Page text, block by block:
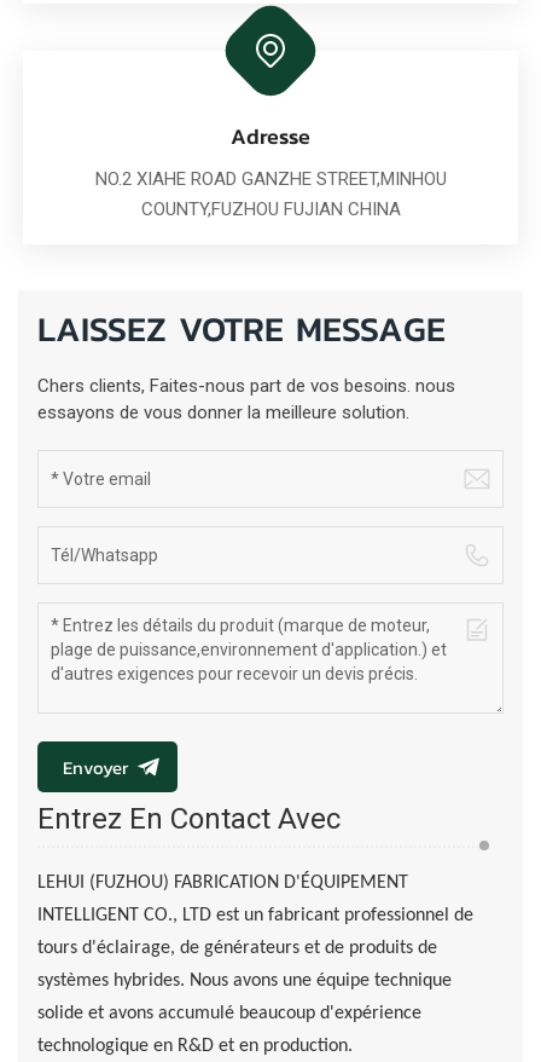
Adresse
NO.2 XIAHE ROAD GANZHE STREET,MINHOU
COUNTY,FUZHOU FUJIAN CHINA
LAISSEZ VOTRE MESSAGE
Chers clients, Faites-nous part de vos besoins. nous
essayons de vous donner la meilleure solution.
Envoyer
Entrez En Contact Avec
LEHUI (FUZHOU) FABRICATION D'ÉQUIPEMENT
INTELLIGENT CO., LTD est un fabricant professionnel de
tours d'éclairage, de générateurs et de produits de
systèmes hybrides. Nous avons une équipe technique
solide et avons accumulé beaucoup d'expérience
technologique en R&D et en production.